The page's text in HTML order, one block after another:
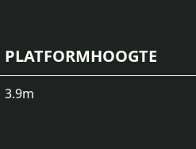
PLATFORMHOOGTE
3.9m